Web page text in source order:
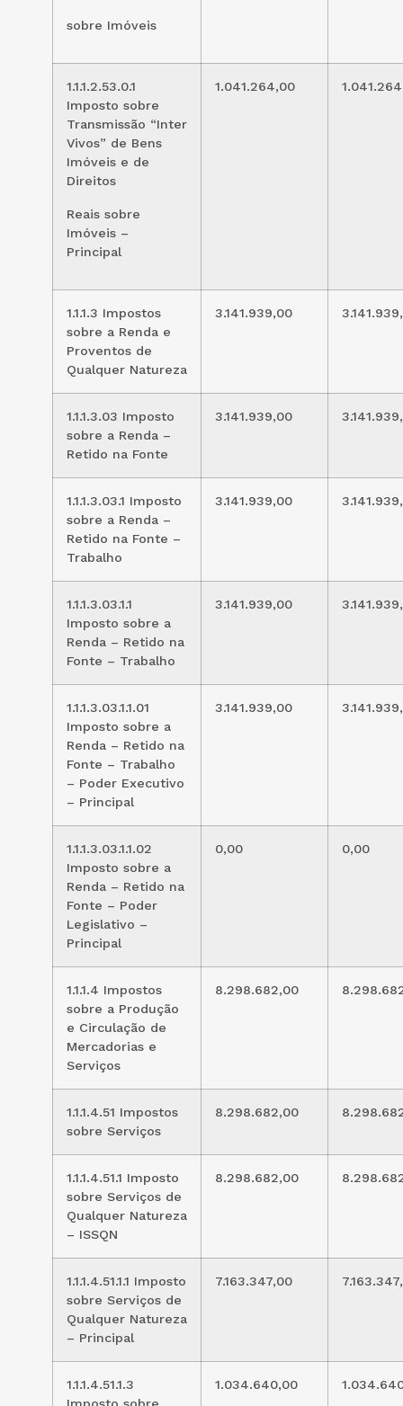
sobre Imóveis
1.1.1.2.53.0.1
Imposto sobre
Transmissão “Inter
Vivos” de Bens
Imóveis e de
Direitos
Reais sobre
Imóveis –
Principal
1.041.264,00
1.1.1.3 Impostos
sobre a Renda e
Proventos de
Qualquer Natureza
3.141.939,00
1.1.1.3.03 Imposto
sobre a Renda –
Retido na Fonte
3.141.939,00
1.1.1.3.03.1 Imposto
sobre a Renda –
Retido na Fonte –
Trabalho
3.141.939,00
1.1.1.3.03.1.1
Imposto sobre a
Renda – Retido na
Fonte – Trabalho
3.141.939,00
1.1.1.3.03.1.1.01
Imposto sobre a
Renda – Retido na
Fonte – Trabalho
– Poder Executivo
– Principal
3.141.939,00
1.1.1.3.03.1.1.02
Imposto sobre a
Renda – Retido na
Fonte – Poder
Legislativo –
Principal
0,00 0,00
1.1.1.4 Impostos
sobre a Produção
e Circulação de
Mercadorias e
Serviços
8.298.682,00
1.1.1.4.51 Impostos
sobre Serviços
8.298.682,00
1.1.1.4.51.1 Imposto
sobre Serviços de
Qualquer Natureza
– ISSQN
8.298.682,00
1.1.1.4.51.1.1 Imposto
sobre Serviços de
Qualquer Natureza
– Principal
7.163.347,00
1.1.1.4.51.1.3
1.034.640,00